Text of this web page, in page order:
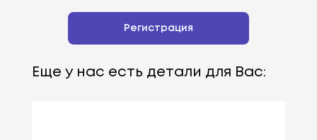
Регистрация
Еще у нас есть детали для Вас: